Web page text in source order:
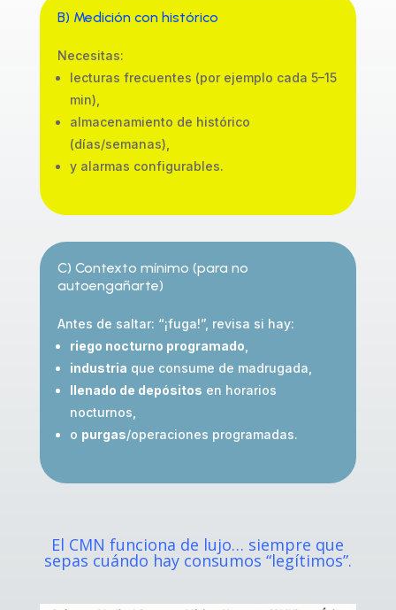
B) Medición con histórico
Necesitas:
lecturas frecuentes (por ejemplo cada 5–15
min),
almacenamiento de histórico
(días/semanas),
y alarmas configurables.
C) Contexto mínimo (para no
autoengañarte)
Antes de saltar: “¡fuga!”, revisa si hay:
riego nocturno programado
industria que consume de madrugada,
llenado de depósitos en horarios
nocturnos,
o purgas/operaciones programadas.
El CMN funciona de lujo… siempre que
sepas cuándo hay consumos “legítimos”.